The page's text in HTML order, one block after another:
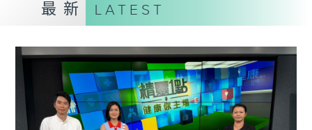
星期一至五，下午 1 时10分 香港电台第一
台、港台电视31
下午2时 至 3 时 香港电台第一台
最新 LATEST